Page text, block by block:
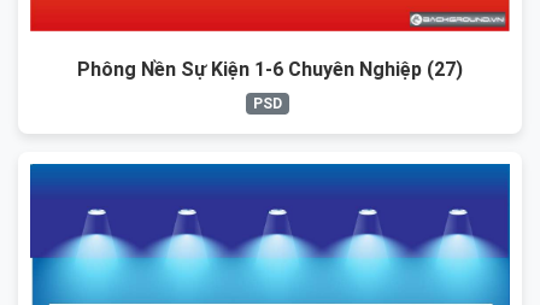
Phông Nền Sự Kiện 1-6 Chuyên Nghiệp (27)
PSD